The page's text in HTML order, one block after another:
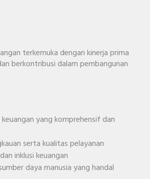
terkemuka dengan kinerja prima
berkontribusi dalam pembangunan
yang komprehensif dan
serta kualitas pelayanan
inklusi keuangan
daya manusia yang handal